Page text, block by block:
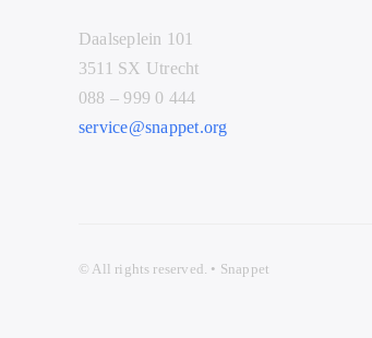
Daalseplein 101
3511 SX Utrecht
088 – 999 0 444
service@snappet.org
© All rights reserved. • Snappet